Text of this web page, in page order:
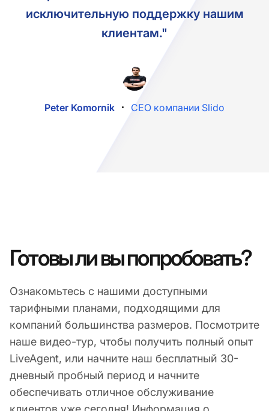
исключительную поддержку нашим
клиентам."
Peter Komornik CEO компании Slido
Готовы ли вы попробовать?
Ознакомьтесь с нашими доступными
тарифными планами, подходящими для
компаний большинства размеров. Посмотрите
наше видео-тур, чтобы получить полный опыт
LiveAgent, или начните наш бесплатный 30-
дневный пробный период и начните
обеспечивать отличное обслуживание